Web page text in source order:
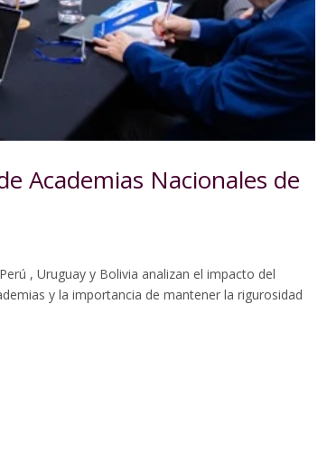
Academias Nacionales de
, Uruguay y Bolivia analizan el impacto del
y la importancia de mantener la rigurosidad